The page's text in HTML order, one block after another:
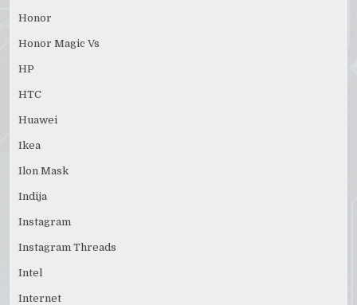
Honor
Honor Magic Vs
HP
HTC
Huawei
Ikea
Ilon Mask
Indija
Instagram
Instagram Threads
Intel
Internet